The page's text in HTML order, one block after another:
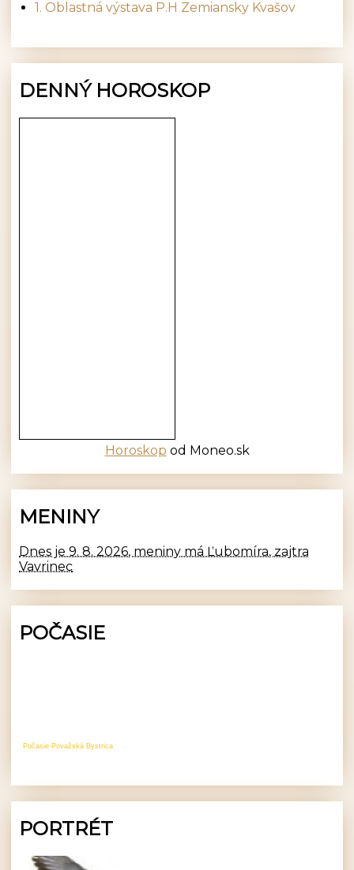
1. Oblastná výstava P.H Zemiansky Kvašov
DENNÝ HOROSKOP
Horoskop od Moneo.sk
MENINY
Dnes je 9. 8. 2026, meniny má Ľubomíra, zajtra
Vavrinec
POČASIE
Počasie Považská Bystrica
PORTRÉT